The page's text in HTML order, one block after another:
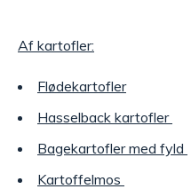
Af kartofler:
Flødekartofler
Hasselback kartofler
Bagekartofler med fyld
Kartoffelmos